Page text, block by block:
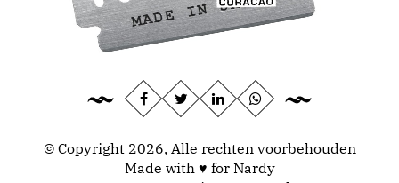
© Copyright 2026, Alle rechten voorbehouden
Made with ♥ for Nardy